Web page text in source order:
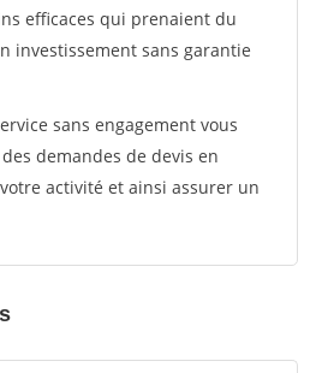
efficaces qui prenaient du
investissement sans garantie
sans engagement vous
demandes de devis en
activité et ainsi assurer un